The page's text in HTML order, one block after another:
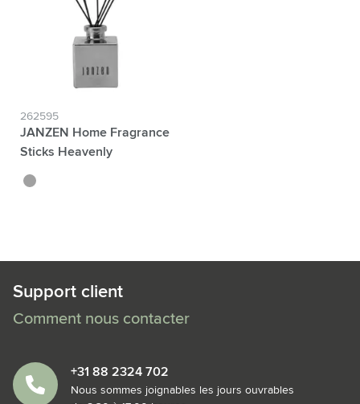
262595
JANZEN Home Fragrance
Sticks Heavenly
argenté
Support client
Comment nous contacter
+31 88 2324 702
Nous sommes joignables les jours ouvrables